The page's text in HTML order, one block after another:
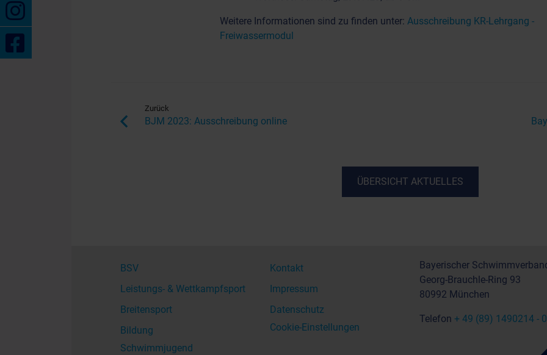
Weitere Informationen sind zu finden unter: Ausschreibung KR-Lehrgang -
Freiwassermodul
Zurück
BJM 2023: Ausschreibung online
ÜBERSICHT AKTUELLES
BSV
Leistungs- & Wettkampfsport
Breitensport
Bildung
Schwimmjugend
Kontakt
Impressum
Datenschutz
Cookie-Einstellungen
Bayerischer
Georg-Brauchle-Ring 93
80992 München
Telefon + 49 (89) 1490214 - 0